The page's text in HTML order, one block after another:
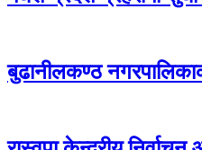
बुढानीलकण्ठ